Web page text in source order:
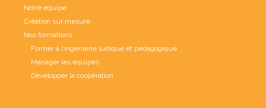
Notre équipe
Création sur mesure
Nos formations
Former à l’ingénierie ludique et pédagogique
Manager les équipes
Développer la coopération